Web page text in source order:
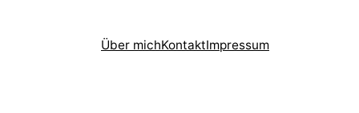
Über michKontaktImpressum